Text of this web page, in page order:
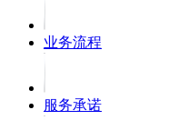
业务流程
服务承诺